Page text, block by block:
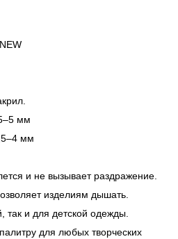
мм
мм
и не вызывает раздражение.
изделиям дышать.
так и для детской одежды.
для любых творческих